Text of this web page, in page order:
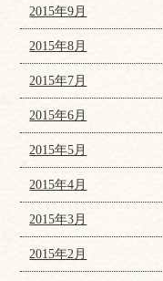
2015年9月
2015年8月
2015年7月
2015年6月
2015年5月
2015年4月
2015年3月
2015年2月